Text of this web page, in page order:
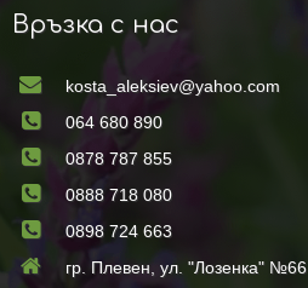
Връзка с нас
kosta_aleksiev@yahoo.com
064 680 890
0878 787 855
0888 718 080
0898 724 663
гр. Плевен, ул. "Лозенка" №66